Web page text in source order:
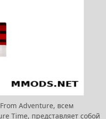
Adventure, всем
Time, представляет собой